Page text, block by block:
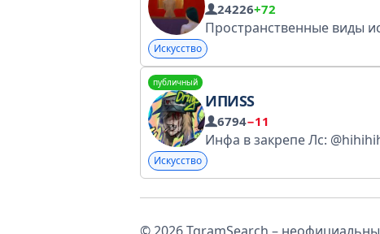
24226+72
Искусство
публичный
ИПИSS
6794−11
Инфа в закрепе Лс:
Искусство